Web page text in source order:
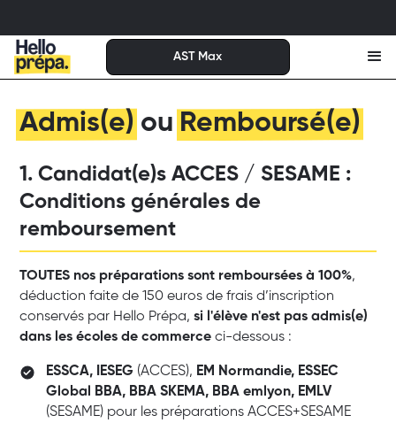
AST Max
Admis(e) ou Remboursé(e)
1. Candidat(e)s ACCES / SESAME :
Conditions générales de
remboursement
TOUTES nos préparations sont remboursées à 100%,
déduction faite de 150 euros de frais d’inscription
conservés par Hello Prépa,si l'élève n'est pas admis(e)
dans les écoles de commerce ci-dessous :
ESSCA, IESEG (ACCES), EM Normandie, ESSEC
Global BBA, BBA SKEMA, BBA emlyon, EMLV
(SESAME) pour les préparations ACCES+SESAME